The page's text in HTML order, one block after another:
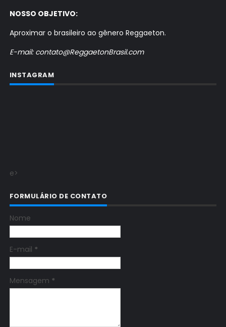
NOSSO OBJETIVO:
Aproximar o brasileiro ao gênero Reggaeton.
E-mail: contato@ReggaetonBrasil.com
INSTAGRAM
e>
FORMULÁRIO DE CONTATO
Nome
E-mail *
Mensagem *